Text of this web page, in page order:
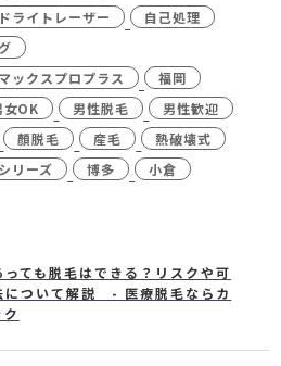
ライトレーザー
自己処理
ックスプロプラス
福岡
女OK 男性脱毛
男性歓迎
顏脱毛 産毛
熱破壊式
リーズ
博多
小倉
っても脱毛はできる？リスクや可
について解説 - 医療脱毛ならカ